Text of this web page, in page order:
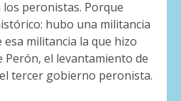
peronistas. Porque
hubo una militancia
militancia la que hizo
el levantamiento de
tercer gobierno peronista.